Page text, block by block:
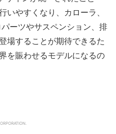
いやすくなり、カローラ、
ーツやサスペンション、排
場することが期待できるた
を賑わせるモデルになるの